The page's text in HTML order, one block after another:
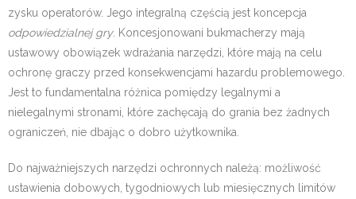
zysku operatorów. Jego integralną częścią jest koncepcja
odpowiedzialnej gry. Koncesjonowani bukmacherzy mają
ustawowy obowiązek wdrażania narzędzi, które mają na celu
ochronę graczy przed konsekwencjami hazardu problemowego.
Jest to fundamentalna różnica pomiędzy legalnymi a
nielegalnymi stronami, które zachęcają do grania bez żadnych
ograniczeń, nie dbając o dobro użytkownika.
Do najważniejszych narzędzi ochronnych należą: możliwość
ustawienia dobowych, tygodniowych lub miesięcznych limitów